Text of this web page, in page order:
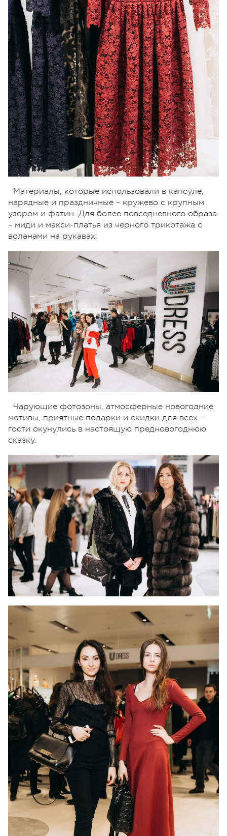
Материалы, которые использовали в капсуле,
нарядные и праздничные – кружево с крупным
узором и фатин. Для более повседневного образа
– миди и макси-платья из черного трикотажа с
воланами на рукавах.
Чарующие фотозоны, атмосферные новогодние
мотивы, приятные подарки и скидки для всех –
гости окунулись в настоящую предновогоднюю
сказку.